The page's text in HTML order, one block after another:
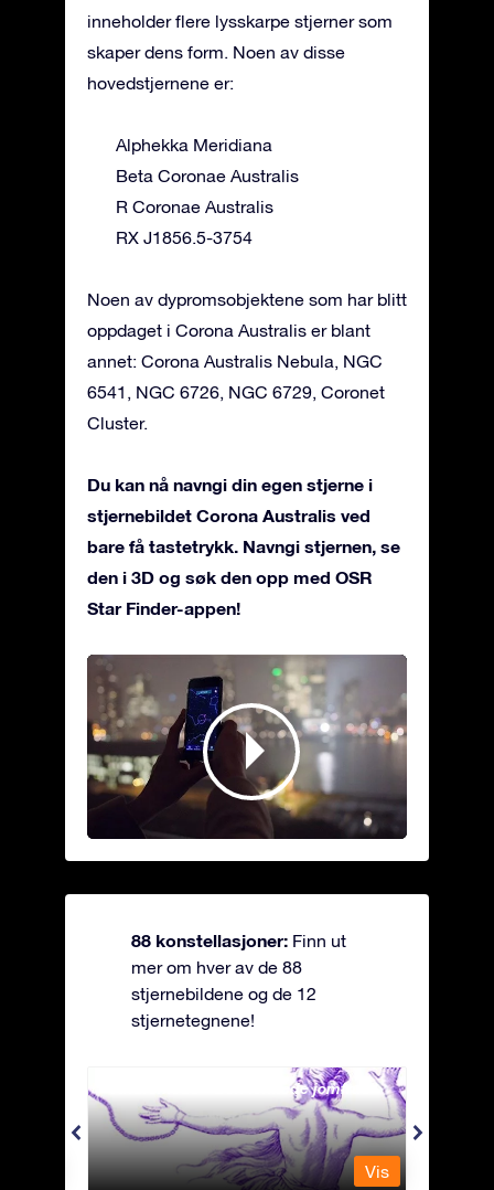
inneholder flere lysskarpe stjerner som
skaper dens form. Noen av disse
hovedstjernene er:
Alphekka Meridiana
Beta Coronae Australis
R Coronae Australis
RX J1856.5-3754
Noen av dypromsobjektene som har blitt
oppdaget i Corona Australis er blant
annet: Corona Australis Nebula, NGC
6541, NGC 6726, NGC 6729, Coronet
Cluster.
Du kan nå navngi din egen stjerne i
stjernebildet Corona Australis ved
bare få tastetrykk. Navngi stjernen, se
den i 3D og søk den opp med OSR
Star Finder-appen!
88 konstellasjoner: Finn ut
mer om hver av de 88
stjernebildene og de 12
stjernetegnene!
Andromeda - Den lenkede jomfrua
Vis